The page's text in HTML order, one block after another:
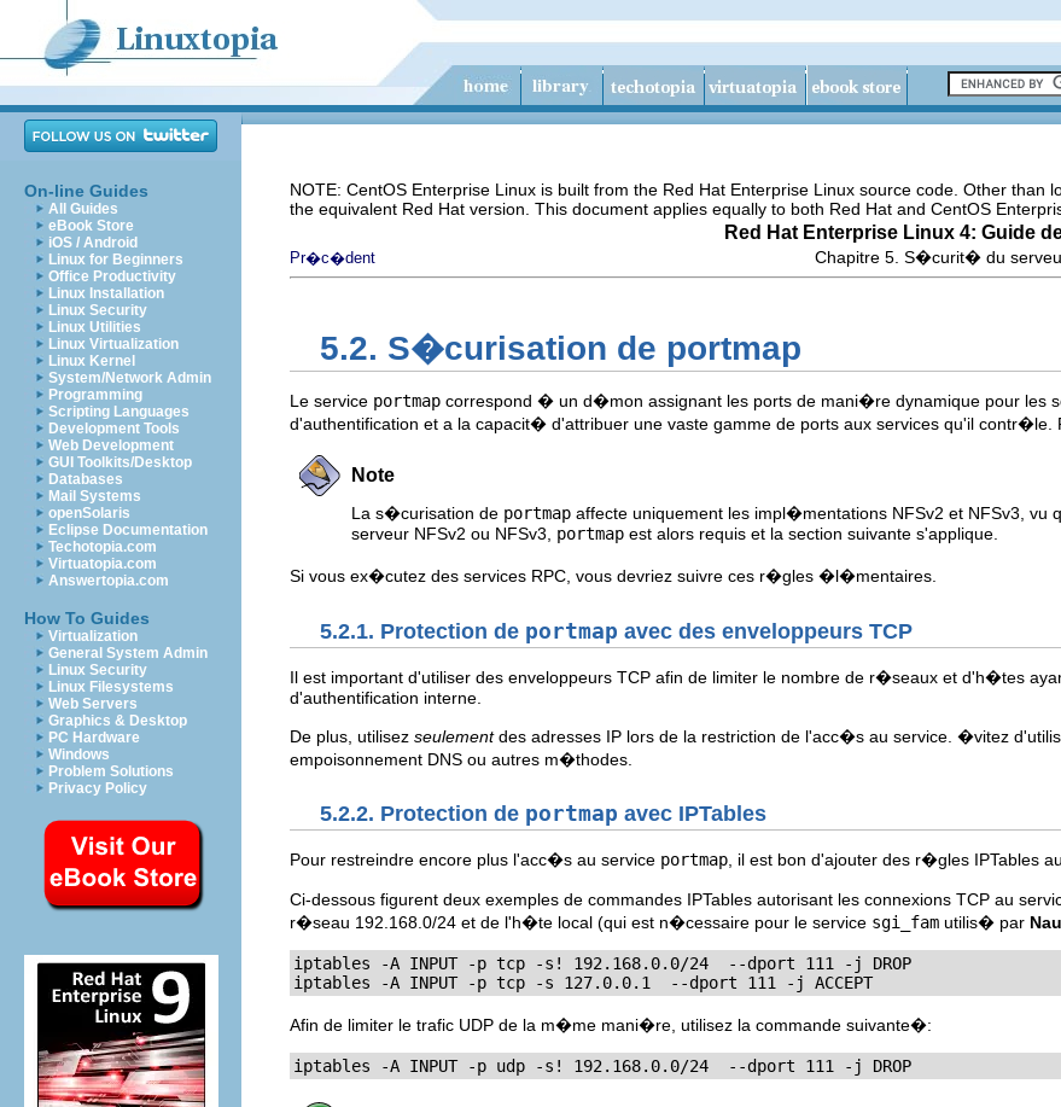
On-line Guides
All Guides
eBook Store
iOS / Android
Linux for Beginners
Office Productivity
Linux Installation
Linux Security
Linux Utilities
Linux Virtualization
Linux Kernel
System/Network Admin
Programming
Scripting Languages
Development Tools
Web Development
GUI Toolkits/Desktop
Databases
Mail Systems
openSolaris
Eclipse Documentation
Techotopia.com
Virtuatopia.com
Answertopia.com
How To Guides
Virtualization
General System Admin
Linux Security
Linux Filesystems
Web Servers
Graphics & Desktop
PC Hardware
Windows
Problem Solutions
Privacy Policy
NOTE: CentOS Enterprise Linux is built from the Red Hat Enterprise Linux source code. Other than
the equivalent Red Hat version. This document applies equally to both Red Hat and CentOS
Red Hat Enterprise Linux 4: Guide
Pr�c�dent Chapitre 5. S�curit� du
5.2. S�curisation de portmap
Le service portmap correspond � un d�mon assignant les ports de mani�re dynamique pour les
d'authentification et a la capacit� d'attribuer une vaste gamme de ports aux services qu'il
Note
La s�curisation de portmap affecte uniquement les impl�mentations NFSv2 et NFSv3,
serveur NFSv2 ou NFSv3, portmap est alors requis et la section suivante s'applique.
Si vous ex�cutez des services RPC, vous devriez suivre ces r�gles �l�mentaires.
5.2.1. Protection de portmap avec des enveloppeurs TCP
Il est important d'utiliser des enveloppeurs TCP afin de limiter le nombre de r�seaux et d'h�tes
d'authentification interne.
De plus, utilisez seulementdes adresses IP lors de la restriction de l'acc�s au service. �vitez
empoisonnement DNS ou autres m�thodes.
5.2.2. Protection de portmap avec IPTables
Pour restreindre encore plus l'acc�s au service portmap , il est bon d'ajouter des r�gles
Ci-dessous figurent deux exemples de commandes IPTables autorisant les connexions TCP au
r�seau 192.168.0/24 et de l'h�te local (qui est n�cessaire pour le service sgi_fam utilis� par
iptables -A INPUT -p tcp -s! 192.168.0.0/24  --dport 111 -j DROP
iptables -A INPUT -p tcp -s 127.0.0.1  --dport 111 -j ACCEPT
Afin de limiter le trafic UDP de la m�me mani�re, utilisez la commande suivante�:
iptables -A INPUT -p udp -s! 192.168.0.0/24  --dport 111 -j DROP